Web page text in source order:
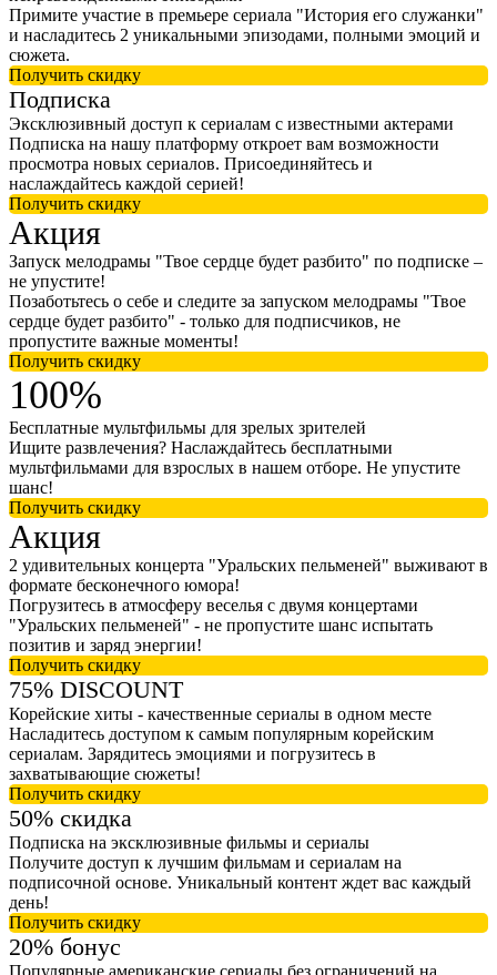
Примите участие в премьере сериала "История его служанки"
и насладитесь 2 уникальными эпизодами, полными эмоций и
сюжета.
Получить скидку
Подписка
Эксклюзивный доступ к сериалам с известными актерами
Подписка на нашу платформу откроет вам возможности
просмотра новых сериалов. Присоединяйтесь и
наслаждайтесь каждой серией!
Получить скидку
Акция
Запуск мелодрамы "Твое сердце будет разбито" по подписке –
не упустите!
Позаботьтесь о себе и следите за запуском мелодрамы "Твое
сердце будет разбито" - только для подписчиков, не
пропустите важные моменты!
Получить скидку
100%
Бесплатные мультфильмы для зрелых зрителей
Ищите развлечения? Наслаждайтесь бесплатными
мультфильмами для взрослых в нашем отборе. Не упустите
шанс!
Получить скидку
Акция
2 удивительных концерта "Уральских пельменей" выживают в
формате бесконечного юмора!
Погрузитесь в атмосферу веселья с двумя концертами
"Уральских пельменей" - не пропустите шанс испытать
позитив и заряд энергии!
Получить скидку
75% DISCOUNT
Корейские хиты - качественные сериалы в одном месте
Насладитесь доступом к самым популярным корейским
сериалам. Зарядитесь эмоциями и погрузитесь в
захватывающие сюжеты!
Получить скидку
50% скидка
Подписка на эксклюзивные фильмы и сериалы
Получите доступ к лучшим фильмам и сериалам на
подписочной основе. Уникальный контент ждет вас каждый
день!
Получить скидку
20% бонус